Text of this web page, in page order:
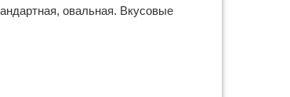
овальная. Вкусовые